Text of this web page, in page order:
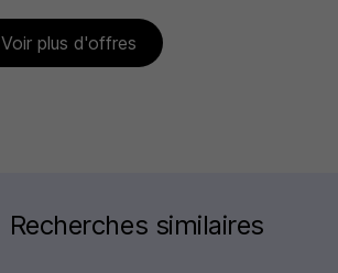
Voir plus d'offres
Recherches similaires